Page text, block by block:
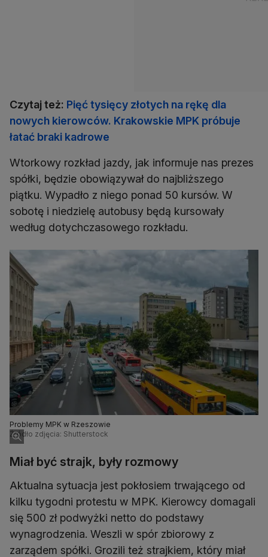
Czytaj też: Pięć tysięcy złotych na rękę dla
nowych kierowców. Krakowskie MPK próbuje
łatać braki kadrowe
Wtorkowy rozkład jazdy, jak informuje nas prezes
spółki, będzie obowiązywał do najbliższego
piątku. Wypadło z niego ponad 50 kursów. W
sobotę i niedzielę autobusy będą kursowały
według dotychczasowego rozkładu.
Problemy MPK w Rzeszowie
Źródło zdjęcia: Shutterstock
Miał być strajk, były rozmowy
Aktualna sytuacja jest pokłosiem trwającego od
kilku tygodni protestu w MPK. Kierowcy domagali
się 500 zł podwyżki netto do podstawy
wynagrodzenia. Weszli w spór zbiorowy z
zarządem spółki. Grozili też strajkiem, który miał